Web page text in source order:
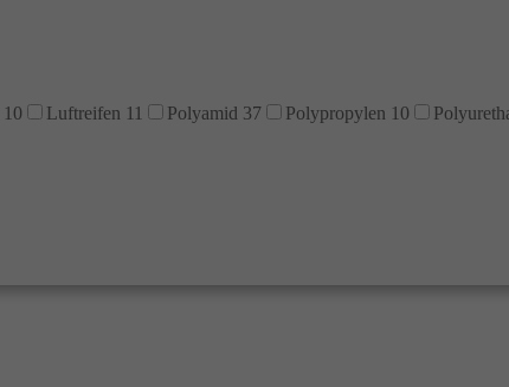
10 Luftreifen 11 Polyamid 37 Polypropylen 10